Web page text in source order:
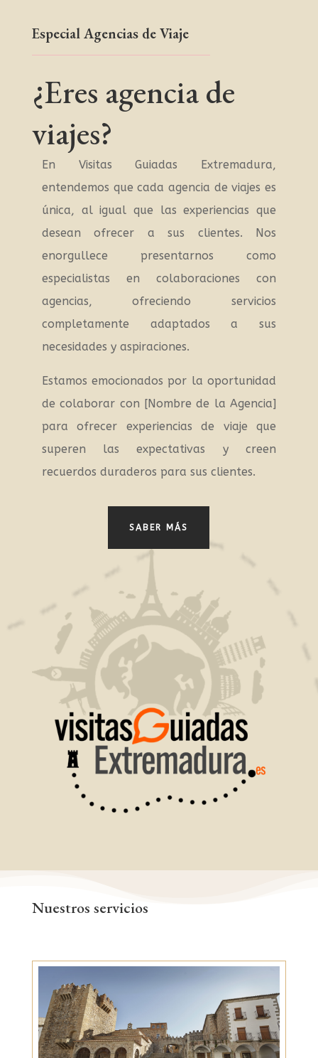
Especial Agencias de Viaje
¿Eres agencia de
viajes?
En Visitas Guiadas Extremadura,
entendemos que cada agencia de viajes es
única, al igual que las experiencias que
desean ofrecer a sus clientes. Nos
enorgullece presentarnos como
especialistas en colaboraciones con
agencias, ofreciendo servicios
completamente adaptados a sus
necesidades y aspiraciones.
Estamos emocionados por la oportunidad
de colaborar con [Nombre de la Agencia]
para ofrecer experiencias de viaje que
superen las expectativas y creen
recuerdos duraderos para sus clientes.
SABER MÁS
Nuestros servicios